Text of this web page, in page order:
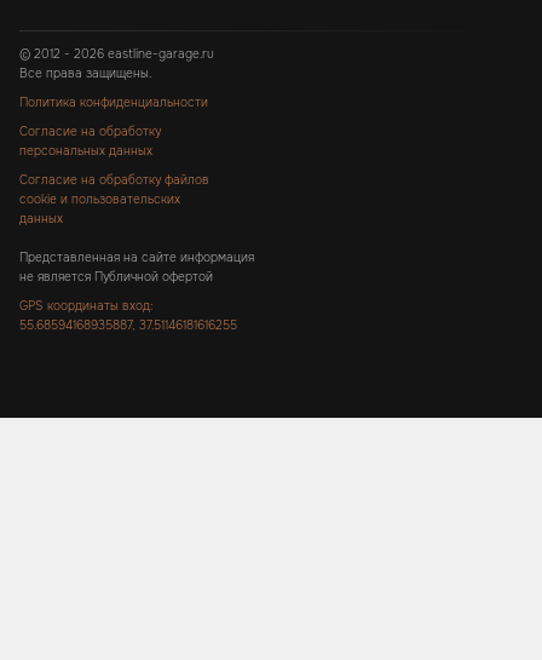
© 2012 - 2026 eastline-garage.ru
Все права защищены.
Политика конфиденциальности
Согласие на обработку
персональных данных
Согласие на обработку файлов
cookie и пользовательских
данных
Представленная на сайте информация
не является Публичной офертой
GPS координаты вход:
55.68594168935887, 37.51146181616255